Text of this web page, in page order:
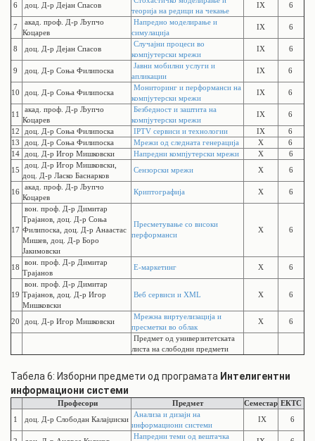
6 доц. Д-р Дејан Спасов
теорија на редици на чекање
IX 6
7
акад. проф. Д-р Љупчо
Коцарев
Напредно моделирање и
симулација
IX 6
8 доц. Д-р Дејан Спасов
Случајни процеси во
компјутерски мрежи
IX 6
9 доц. Д-р Соња Филипоска
Јавни мобилни услуги и
апликации
IX 6
10 доц. Д-р Соња Филипоска
Мониторинг и перформанси на
компјутерски мрежи
IX 6
11
акад. проф. Д-р Љупчо
Коцарев
Безбедност и заштита на
компјутерски мрежи
IX 6
12 доц. Д-р Соња Филипоска IPTV сервиси и технологии IX
6
13
доц. Д-р Соња Филипоска Мрежи од следната генерација X
6
14
доц. Д-р Игор Мишковски Напредни компјутерски мрежи X 6
15
доц. Д-р Игор Мишковски,
доц. Д-р Ласко Баснарков
Сензорски мрежи X 6
16
акад. проф. Д-р Љупчо
Коцарев
Криптографија X 6
17
вон. проф. Д-р Димитар
Трајанов, доц. Д-р Соња
Филипоска, доц. Д-р Анаастас
Мишев, доц. Д-р Боро
Јакимовски
Пресметување со високи
перформанси
X 6
18
вон. проф. Д-р Димитар
Трајанов
Е-маркетинг X 6
19
вон. проф. Д-р Димитар
Трајанов, доц. Д-р Игор
Мишковски
Веб сервиси и XML X 6
20 доц. Д-р Игор Мишковски
Мрежна виртуелизација и
пресметки во облак
X 6
Предмет од универзитетската
листа на слободни предмети
Табела 6: Изборни предмети од програмата Интелигентни
информациони системи
Професори Предмет Семестар ЕКТС
1 доц. Д-р Слободан Калајџиски
Анализа и дизајн на
информациони системи
IX 6
Напредни теми од вештачка